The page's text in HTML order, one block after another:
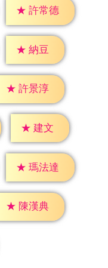
★ 許常德
★ 納豆
★ 許景淳
★ 建文
★ 瑪法達
★ 陳漢典